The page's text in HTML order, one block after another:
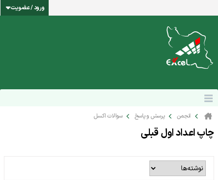
ورود / عضویت
انجمن پرسش و پاسخ سوالات اکسل
چاپ اعداد اول قبلی